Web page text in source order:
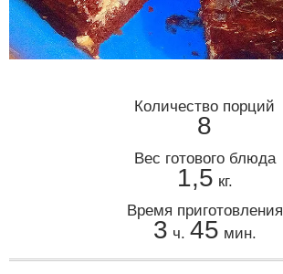
Количество порций
8
Вес готового блюда
1,5 кг.
Время приготовления
3 ч. 45 мин.